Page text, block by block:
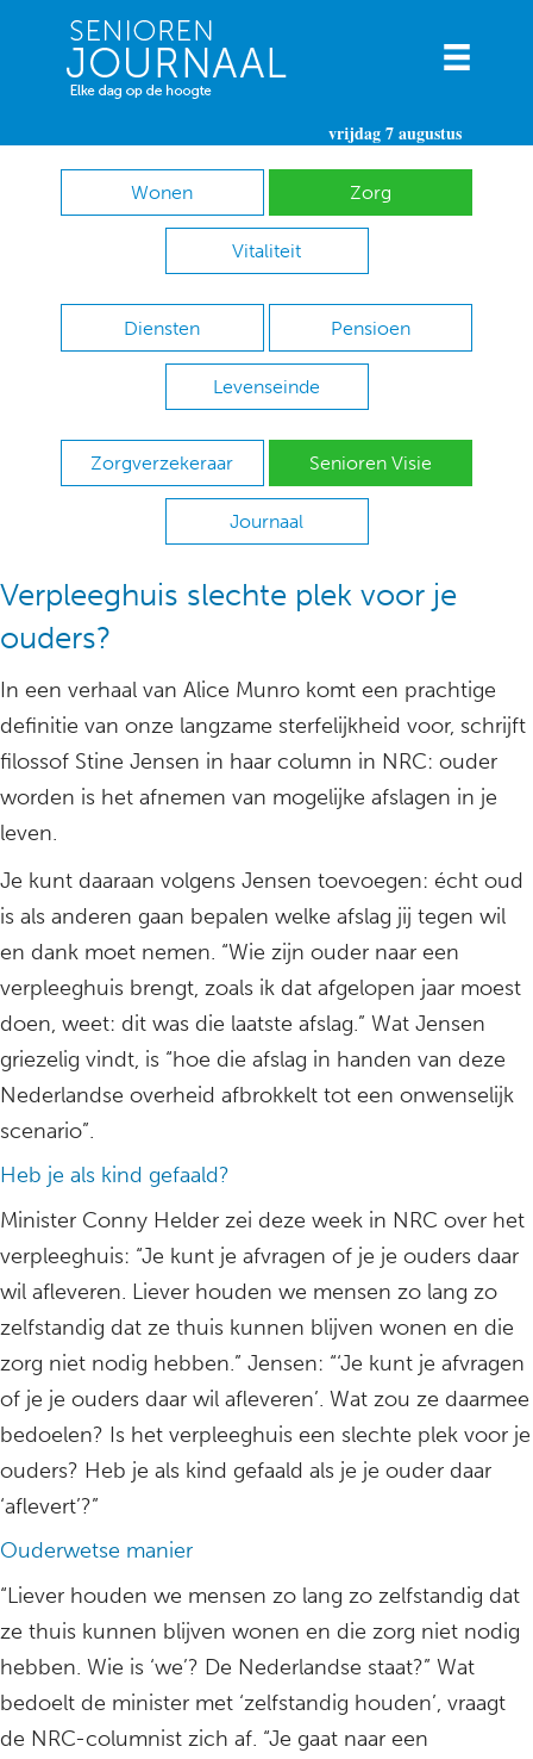
vrijdag 7 augustus
Wonen Zorg
Vitaliteit
Diensten Pensioen
Levenseinde
Zorgverzekeraar Senioren Visie
Journaal
Verpleeghuis slechte plek voor je
ouders?
In een verhaal van Alice Munro komt een prachtige
definitie van onze langzame sterfelijkheid voor, schrijft
filossof Stine Jensen in haar column in NRC: ouder
worden is het afnemen van mogelijke afslagen in je
leven.
Je kunt daaraan volgens Jensen toevoegen: écht oud
is als anderen gaan bepalen welke afslag jij tegen wil
en dank moet nemen. “Wie zijn ouder naar een
verpleeghuis brengt, zoals ik dat afgelopen jaar moest
doen, weet: dit was die laatste afslag.” Wat Jensen
griezelig vindt, is “hoe die afslag in handen van deze
Nederlandse overheid afbrokkelt tot een onwenselijk
scenario”.
Heb je als kind gefaald?
Minister Conny Helder zei deze week in NRC over het
verpleeghuis: “Je kunt je afvragen of je je ouders daar
wil afleveren. Liever houden we mensen zo lang zo
zelfstandig dat ze thuis kunnen blijven wonen en die
zorg niet nodig hebben.” Jensen: “‘Je kunt je afvragen
of je je ouders daar wil afleveren’. Wat zou ze daarmee
bedoelen? Is het verpleeghuis een slechte plek voor je
ouders? Heb je als kind gefaald als je je ouder daar
‘aflevert’?”
Ouderwetse manier
“Liever houden we mensen zo lang zo zelfstandig dat
ze thuis kunnen blijven wonen en die zorg niet nodig
hebben. Wie is ‘we’? De Nederlandse staat?” Wat
bedoelt de minister met ‘zelfstandig houden’, vraagt
de NRC-columnist zich af. “Je gaat naar een